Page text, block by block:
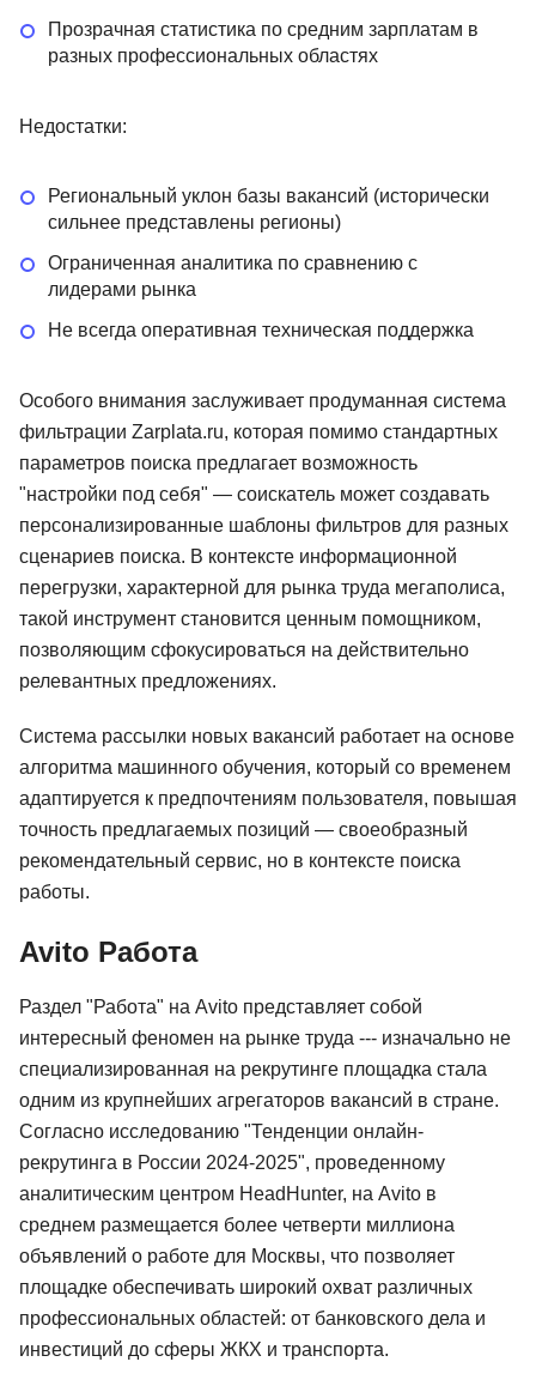
Прозрачная статистика по средним зарплатам в
разных профессиональных областях
Недостатки:
Региональный уклон базы вакансий (исторически
сильнее представлены регионы)
Ограниченная аналитика по сравнению с
лидерами рынка
Не всегда оперативная техническая поддержка
Особого внимания заслуживает продуманная система
фильтрации Zarplata.ru, которая помимо стандартных
параметров поиска предлагает возможность
"настройки под себя" — соискатель может создавать
персонализированные шаблоны фильтров для разных
сценариев поиска. В контексте информационной
перегрузки, характерной для рынка труда мегаполиса,
такой инструмент становится ценным помощником,
позволяющим сфокусироваться на действительно
релевантных предложениях.
Система рассылки новых вакансий работает на основе
алгоритма машинного обучения, который со временем
адаптируется к предпочтениям пользователя, повышая
точность предлагаемых позиций — своеобразный
рекомендательный сервис, но в контексте поиска
работы.
Avito Работа
Раздел "Работа" на Avito представляет собой
интересный феномен на рынке труда --- изначально не
специализированная на рекрутинге площадка стала
одним из крупнейших агрегаторов вакансий в стране.
Согласно исследованию "Тенденции онлайн-
рекрутинга в России 2024-2025", проведенному
аналитическим центром HeadHunter, на Avito в
среднем размещается более четверти миллиона
объявлений о работе для Москвы, что позволяет
площадке обеспечивать широкий охват различных
профессиональных областей: от банковского дела и
инвестиций до сферы ЖКХ и транспорта.